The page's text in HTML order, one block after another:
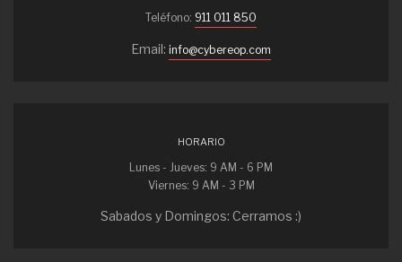
Teléfono: 911 011 850
Email: info@cybereop.com
HORARIO
Lunes - Jueves: 9 AM - 6 PM
Viernes: 9 AM - 3 PM
Sabados y Domingos: Cerramos :)